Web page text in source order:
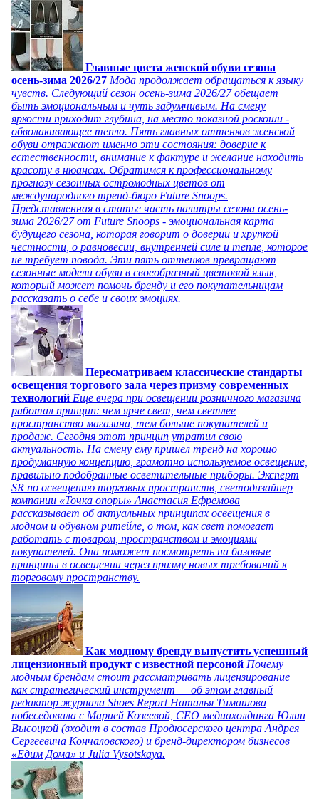
Главные цвета женской обуви сезона
осень-зима 2026/27 Мода продолжает обращаться к языку
чувств. Следующий сезон осень-зима 2026/27 обещает
быть эмоциональным и чуть задумчивым. На смену
яркости приходит глубина, на место показной роскоши -
обволакивающее тепло. Пять главных оттенков женской
обуви отражают именно эти состояния: доверие к
естественности, внимание к фактуре и желание находить
красоту в нюансах. Обратимся к профессиональному
прогнозу сезонных остромодных цветов от
международного тренд-бюро Future Snoops.
Представленная в статье часть палитры сезона осень-
зима 2026/27 от Future Snoops - эмоциональная карта
будущего сезона, которая говорит о доверии и хрупкой
честности, о равновесии, внутренней силе и тепле, которое
не требует повода. Эти пять оттенков превращают
сезонные модели обуви в своеобразный цветовой язык,
который может помочь бренду и его покупательницам
рассказать о себе и своих эмоциях.
Пересматриваем классические стандарты
освещения торгового зала через призму современных
технологий Еще вчера при освещении розничного магазина
работал принцип: чем ярче свет, чем светлее
пространство магазина, тем больше покупателей и
продаж. Сегодня этот принцип утратил свою
актуальность. На смену ему пришел тренд на хорошо
продуманную концепцию, грамотно используемое освещение,
правильно подобранные осветительные приборы. Эксперт
SR по освещению торговых пространств, светодизайнер
компании «Точка опоры» Анастасия Ефремова
рассказывает об актуальных принципах освещения в
модном и обувном ритейле, о том, как свет помогает
работать с товаром, пространством и эмоциями
покупателей. Она поможет посмотреть на базовые
принципы в освещении через призму новых требований к
торговому пространству.
Как модному бренду выпустить успешный
лицензионный продукт с известной персоной Почему
модным брендам стоит рассматривать лицензирование
как стратегический инструмент — об этом главный
редактор журнала Shoes Report Наталья Тимашова
побеседовала с Марией Козеевой, СЕО медиахолдинга Юлии
Высоцкой (входит в состав Продюсерского центра Андрея
Сергеевича Кончаловского) и бренд-директором бизнесов
«Едим Дома» и Julia Vysotskaya.